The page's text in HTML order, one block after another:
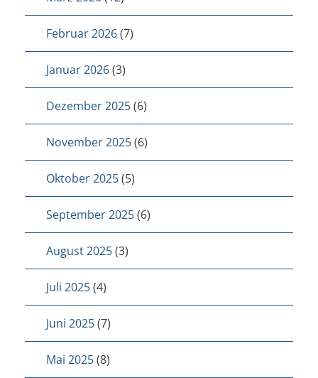
Februar 2026(7)
Januar 2026(3)
Dezember 2025(6)
November 2025(6)
Oktober 2025(5)
September 2025(6)
August 2025(3)
Juli 2025(4)
Juni 2025(7)
Mai 2025(8)